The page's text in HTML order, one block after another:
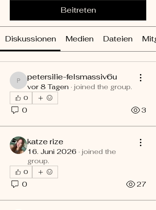
Beitreten
Diskussionen Medien Dateien
petersilie-felsmassiv6u
petersilie-felsmassiv6u
vor 8 Tagen · joined the group.
0
0 3
katze rize
16. Juni 2026 · joined the
group.
0
0 27